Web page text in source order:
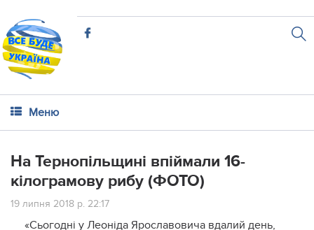
Меню
На Тернопільщині впіймали 16-
кілограмову рибу (ФОТО)
19 липня 2018 р. 22:17
«Сьогодні у Леоніда Ярославовича вдалий день,